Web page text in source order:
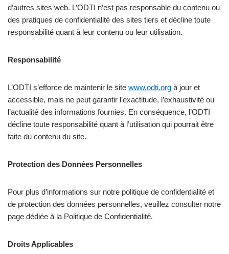
d’autres sites web. L’ODTI n’est pas responsable du contenu ou
des pratiques de confidentialité des sites tiers et décline toute
responsabilité quant à leur contenu ou leur utilisation.
Responsabilité
L’ODTI s’efforce de maintenir le site www.odti.org à jour et
accessible, mais ne peut garantir l’exactitude, l’exhaustivité ou
l’actualité des informations fournies. En conséquence, l’ODTI
décline toute responsabilité quant à l’utilisation qui pourrait être
faite du contenu du site.
Protection des Données Personnelles
Pour plus d’informations sur notre politique de confidentialité et
de protection des données personnelles, veuillez consulter notre
page dédiée à la Politique de Confidentialité.
Droits Applicables